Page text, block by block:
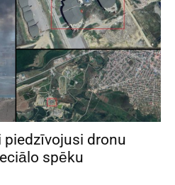
piedzīvojusi dronu
spēku